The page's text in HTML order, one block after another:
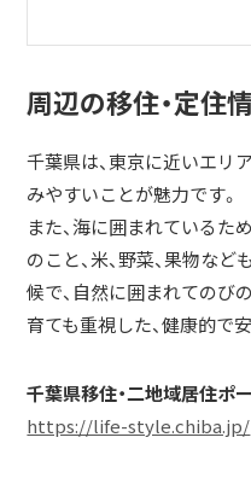
周辺の移住・定住
千葉県は、東京に近いエリ
みやすいことが魅力です。
また、海に囲まれているた
のこと、米、野菜、果物な
候で、自然に囲まれてのび
育ても重視した、健康的で
千葉県移住・二地域居住ポ
https://life-style.chiba.jp/